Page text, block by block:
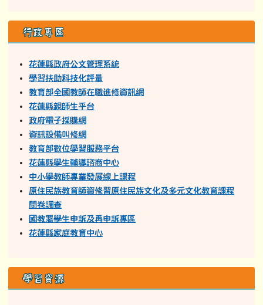
行政專區
花蓮縣政府公文管理系統
學習扶助科技化評量
教育部全國教師在職進修資訊網
花蓮縣親師生平台
政府電子採購網
資訊設備叫修網
教育部數位學習服務平台
花蓮縣學生輔導諮商中心
中小學教師專業發展線上課程
原住民族教育師資修習原住民族文化及多元文化教育課程
問卷調查
國教署學生申訴及再申訴專區
花蓮縣家庭教育中心
學習資源